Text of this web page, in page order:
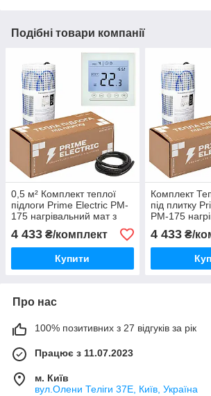
Подібні товари компанії
0,5 м² Комплект теплої
підлоги Prime Electric PM-
175 нагрівальний мат з
терморегулятором білим
4 433 ₴/комплект
Купити
Комплект
під плитку
PM-175
чорним 0,5
4 433₴/
Про нас
100% позитивних з 27 відгуків за рік
Працює з 11.07.2023
м. Київ
вул.Олени Теліги 37Е, Київ, Україна